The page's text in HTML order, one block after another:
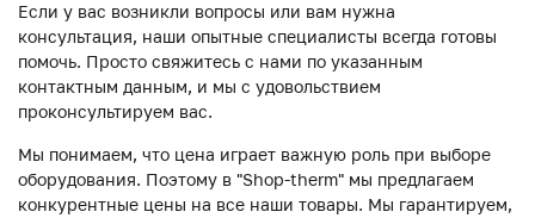
Если у вас возникли вопросы или вам нужна
консультация, наши опытные специалисты всегда готовы
помочь. Просто свяжитесь с нами по указанным
контактным данным, и мы с удовольствием
проконсультируем вас.
Мы понимаем, что цена играет важную роль при выборе
оборудования. Поэтому в "Shop-therm" мы предлагаем
конкурентные цены на все наши товары. Мы гарантируем,